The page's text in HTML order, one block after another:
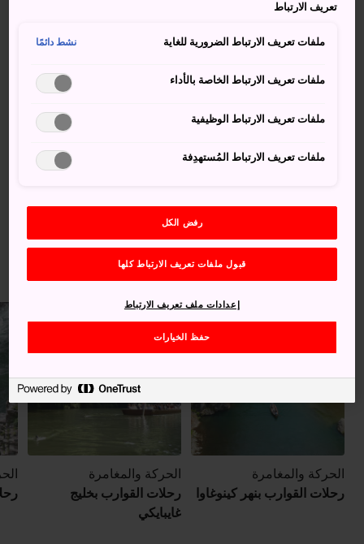
رحلات القوارب بخليج
التجول بالقارب في
رحلات القوارب بنهر
نزهة نهرية
الحركة والمغامرة
رحلات القوارب بخليج
غايبايكي
الحركة والمغامرة
رحلات القوارب بنهر كينوغاوا
تعريف الارتباط
ملفات تعريف الارتباط الضرورية للغاية نشط دائمًا
ملفات تعريف الارتباط الخاصة بالأداء
ملفات تعريف الارتباط الوظيفية
ملفات تعريف الارتباط المُستهدِفة
رفض الكل
قبول ملفات تعريف الارتباط كلها
حفظ الخيارات
إعدادات ملف تعريف الارتباط